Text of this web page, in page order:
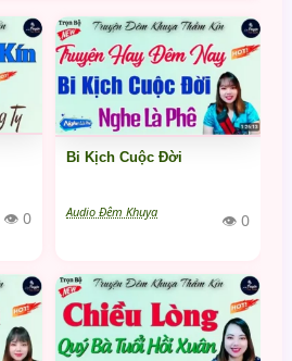
👁 0
Bi Kịch Cuộc Đời
Audio Đêm Khuya 👁 0